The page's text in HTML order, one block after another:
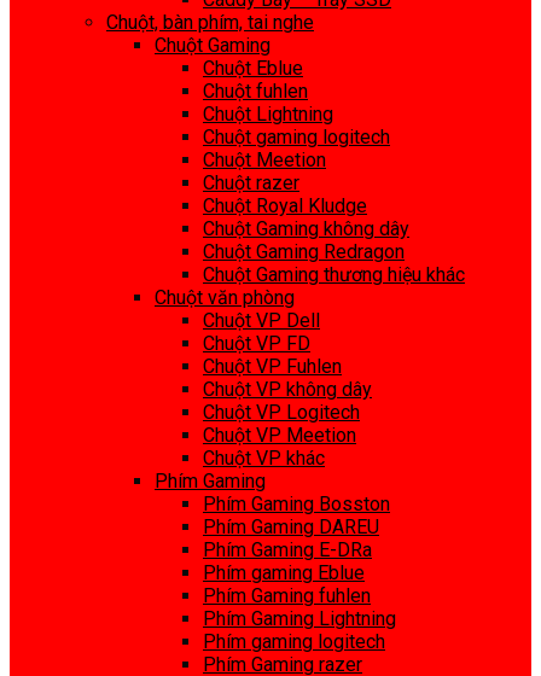
Chuột, bàn phím, tai nghe
Chuột Gaming
Chuột Eblue
Chuột fuhlen
Chuột Lightning
Chuột gaming logitech
Chuột Meetion
Chuột razer
Chuột Royal Kludge
Chuột Gaming không dây
Chuột Gaming Redragon
Chuột Gaming thương hiệu khác
Chuột văn phòng
Chuột VP Dell
Chuột VP FD
Chuột VP Fuhlen
Chuột VP không dây
Chuột VP Logitech
Chuột VP Meetion
Chuột VP khác
Phím Gaming
Phím Gaming Bosston
Phím Gaming DAREU
Phím Gaming E-DRa
Phím gaming Eblue
Phím Gaming fuhlen
Phím Gaming Lightning
Phím gaming logitech
Phím Gaming razer